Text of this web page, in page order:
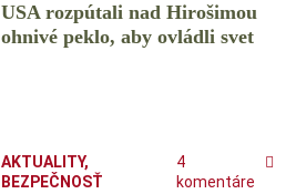
USA rozpútali nad Hirošimou
ohnivé peklo, aby ovládli svet
AKTUALITY,
BEZPEČNOSŤ
4
komentáre